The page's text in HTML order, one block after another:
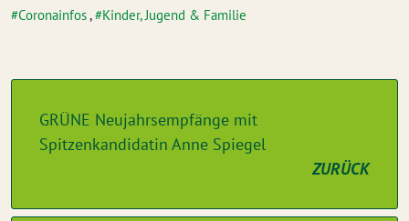
Coronainfos, Kinder, Jugend & Familie
GRÜNE Neujahrsempfänge mit
Spitzenkandidatin Anne Spiegel
ZURÜCK